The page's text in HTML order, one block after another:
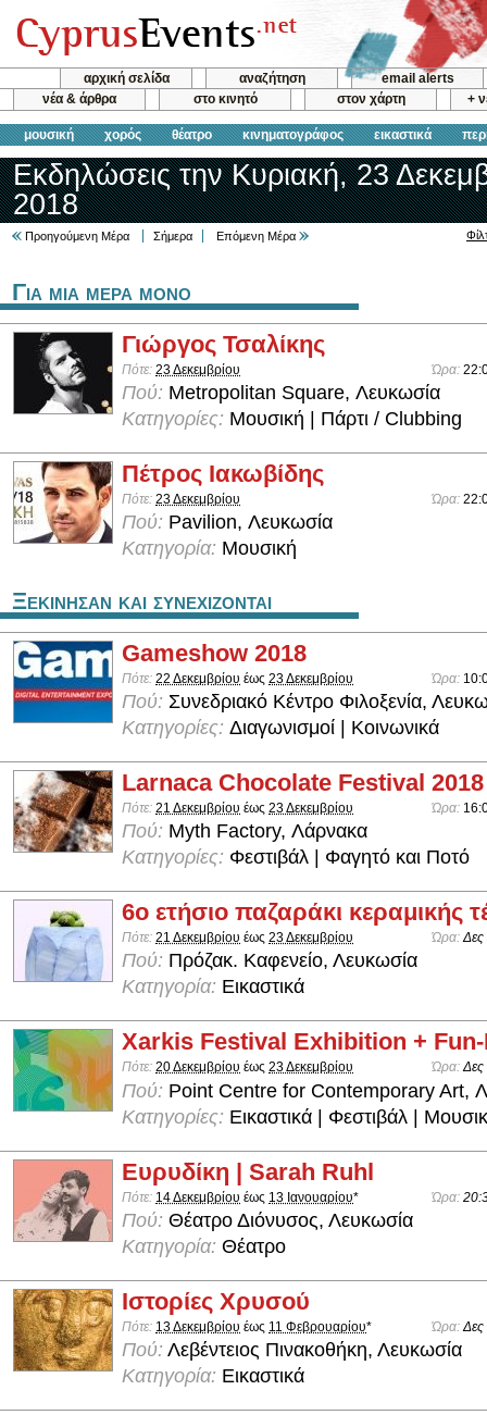
αρχική σελίδα αναζήτηση
email alerts
νέα & άρθρα
στο κινητό στον χάρτη +
μουσική χορός θέατρο κινηματογράφος εικαστικά
Εκδηλώσεις την Κυριακή, 23
2018
Προηγούμενη Μέρα Σήμερα Επόμενη Μέρα
Για μια μερα μονο
Γιώργος Τσαλίκης
Πότε: 23 Δεκεμβρίου Ώρα:
Πού: Metropolitan Square, Λευκωσία
Κατηγορίες: Μουσική | Πάρτι / Clubbing
Πέτρος Ιακωβίδης
Πότε: 23 Δεκεμβρίου Ώρα:
Πού: Pavilion, Λευκωσία
Κατηγορία: Μουσική
Ξεκινησαν και συνεχιζονται
Gameshow 2018
Πότε: 22 Δεκεμβρίου έως 23 Δεκεμβρίου Ώρα:
Πού: Συνεδριακό Κέντρο Φιλοξενία,
Κατηγορίες: Διαγωνισμοί | Κοινωνικά
Larnaca Chocolate Festival 2018
Πότε: 21 Δεκεμβρίου έως 23 Δεκεμβρίου Ώρα:
Πού: Myth Factory, Λάρνακα
Κατηγορίες: Φεστιβάλ | Φαγητό και Ποτό
6ο ετήσιο παζαράκι κεραμικής
Πότε: 21 Δεκεμβρίου έως 23 Δεκεμβρίου Ώρα:Δες
Πού: Πρόζακ. Καφενείο, Λευκωσία
Κατηγορία: Εικαστικά
Xarkis Festival Exhibition +
Πότε: 20 Δεκεμβρίου έως 23 Δεκεμβρίου Ώρα:Δες
Πού: Point Centre for Contemporary Art,
Κατηγορίες: Εικαστικά | Φεστιβάλ |
Ευρυδίκη | Sarah Ruhl
Πότε: 14 Δεκεμβρίου έως 13 Ιανουαρίου* Ώρα:
Πού: Θέατρο Διόνυσος, Λευκωσία
Κατηγορία: Θέατρο
Ιστορίες Χρυσού
Πότε: 13 Δεκεμβρίου έως 11 Φεβρουαρίου* Ώρα: Δες
Πού: Λεβέντειος Πινακοθήκη, Λευκωσία
Κατηγορία: Εικαστικά